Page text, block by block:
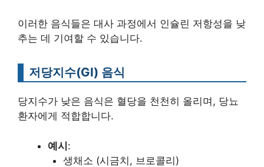
이러한 음식들은 대사 과정에서 인슐린 저항성을 낮
추는 데 기여할 수 있습니다.
저당지수(GI) 음식
당지수가 낮은 음식은 혈당을 천천히 올리며, 당뇨
환자에게 적합합니다.
예시:
생채소 (시금치, 브로콜리)